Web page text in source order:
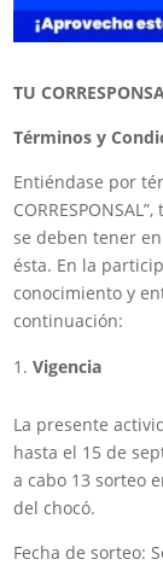
TU
Términos y
Entiéndase por
se deben tener
ésta. En la
conocimiento y
continuación:
Vigencia
La presente
hasta el 15 de
a cabo 13 sorteo
del chocó.
Fecha de sorteo: